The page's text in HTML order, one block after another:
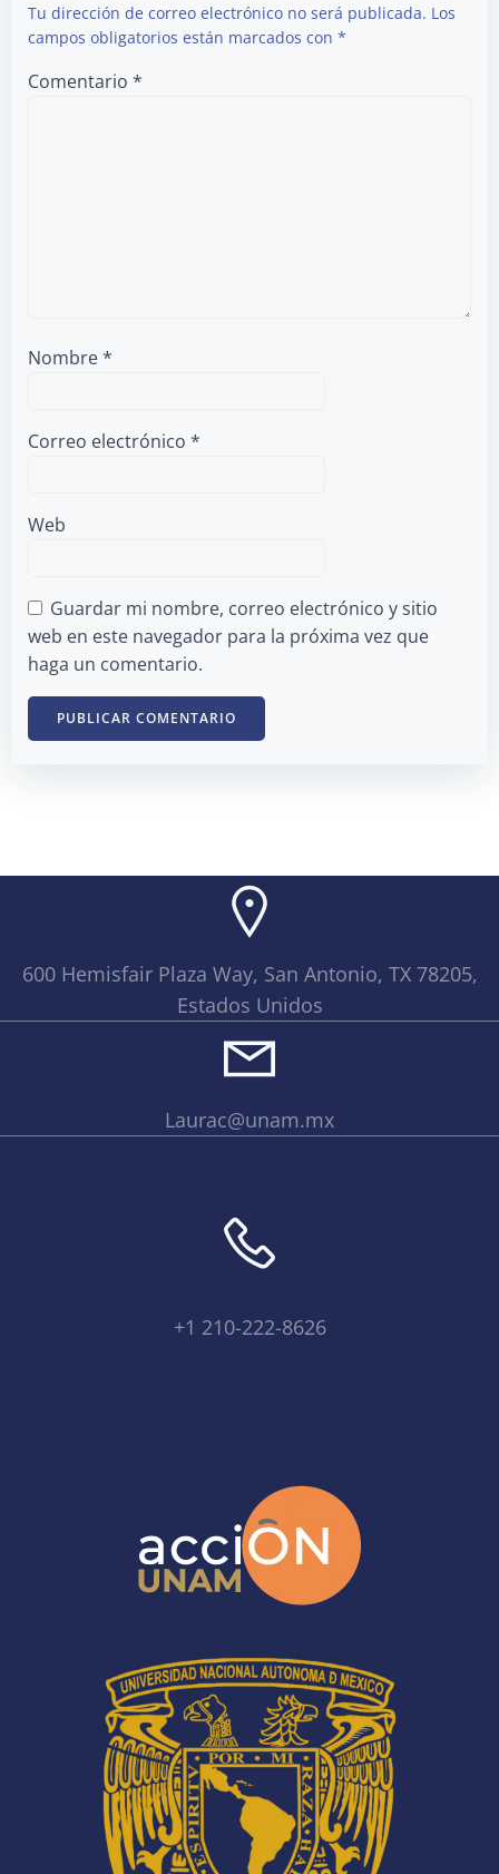
Tu dirección de correo electrónico no será publicada. Los
campos obligatorios están marcados con *
Comentario *
Nombre*
Correo electrónico *
Web
Guardar mi nombre, correo electrónico y sitio
web en este navegador para la próxima vez que
haga un comentario.
600 Hemisfair Plaza Way, San Antonio, TX 78205,
Estados Unidos
Laurac@unam.mx
+1 210-222-8626